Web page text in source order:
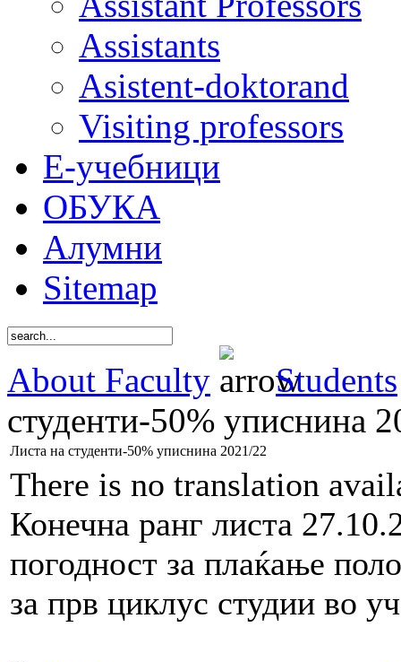
Assistants
Asistent-doktorand
Visiting professors
Е-учебници
ОБУКА
Алумни
Sitemap
About Faculty
Students
студенти-50% уписнина
Листа на студенти-50% уписнина 2021/22
There is no translation
Конечна ранг листа
погодност за плаќање
за прв циклус студии во